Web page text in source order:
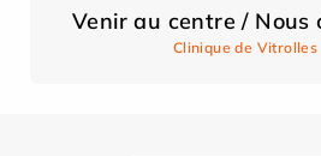
Venir au centre / Nous
Clinique de Vitrolles